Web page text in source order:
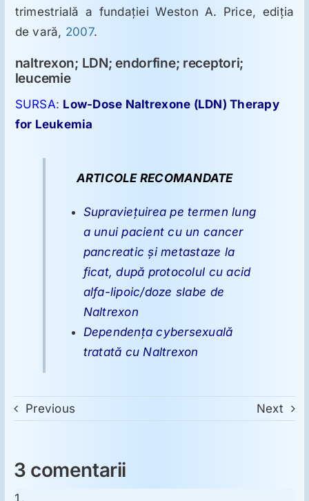
trimestrială a fundaţiei Weston A. Price, ediţia
de vară, 2007.
naltrexon; LDN; endorfine; receptori;
leucemie
SURSA: Low-Dose Naltrexone (LDN) Therapy
for Leukemia
ARTICOLE RECOMANDATE
Supravieţuirea pe termen lung
a unui pacient cu un cancer
pancreatic şi metastaze la
ficat, după protocolul cu acid
alfa-lipoic/doze slabe de
Naltrexon
Dependenţa cybersexuală
tratată cu Naltrexon
Previous Next
3 comentarii